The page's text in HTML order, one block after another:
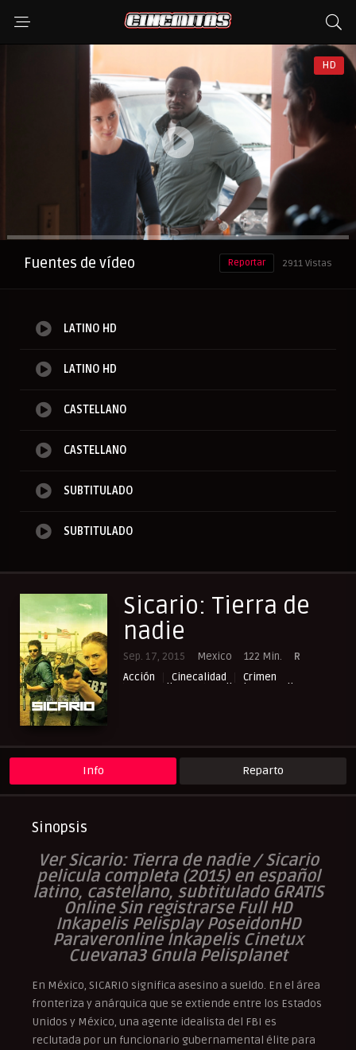
HD
Anuncio
Fuentes de vídeo 2911 Vistas
Reportar
LATINO HD
LATINO HD
CASTELLANO
CASTELLANO
SUBTITULADO
SUBTITULADO
Sicario: Tierra de
nadie
Sep. 17, 2015 Mexico 122 Min.
R
Acción
Cinecalidad
Crimen
NewPelis org
Peliculas Castellano
UltraPelisHD
Info Reparto
Sinopsis
Ver Sicario: Tierra de nadie / Sicario
pelicula completa (2015) en español
latino, castellano, subtitulado GRATIS
Online Sin registrarse Full HD
Inkapelis Pelisplay PoseidonHD
Paraveronline Inkapelis Cinetux
Cuevana3 Gnula Pelisplanet
En México, SICARIO significa asesino a sueldo. En el área
fronteriza y anárquica que se extiende entre los Estados
Unidos y México, una agente idealista del FBI es
reclutada por un funcionario gubernamental élite para